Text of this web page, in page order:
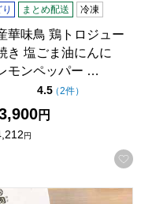
りに登録する
まとめ配送 冷凍
華味鳥 鶏トロジュー
き 塩ごま油にんに
モンペッパー …
4.5点（5点満点中）
（2件の評価
）
円
円
【サクワ】
石川】 鎌倉スペアリ